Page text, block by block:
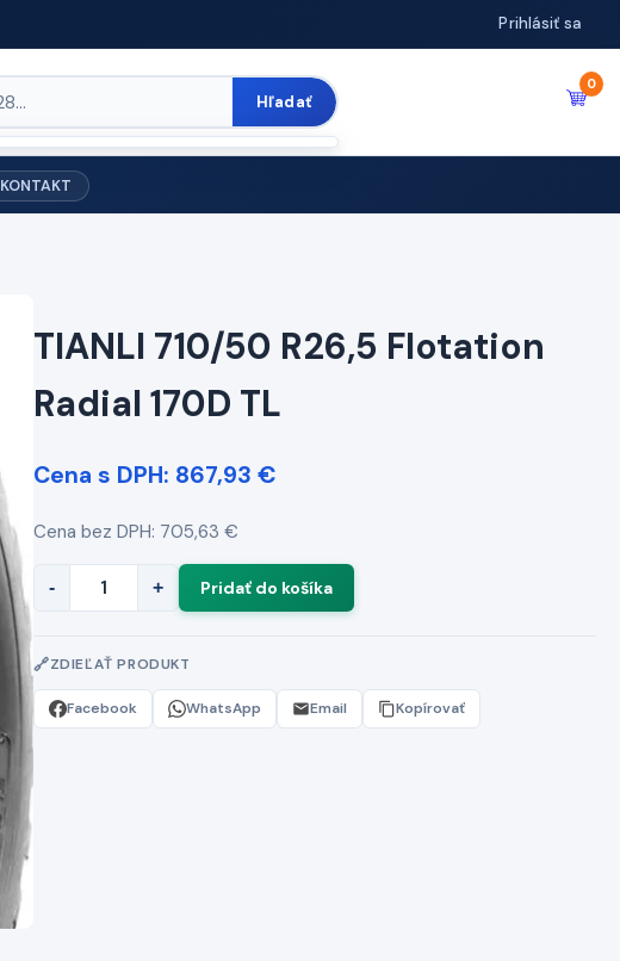
Prihlásiť sa
Hľadať
0
KONTAKT
TIANLI 710/50 R26,5 Flotation
Radial 170D TL
Cena s DPH: 867,93 €
Cena bez DPH: 705,63 €
- +
ZDIEĽAŤ PRODUKT
Facebook WhatsApp Email Kopírovať